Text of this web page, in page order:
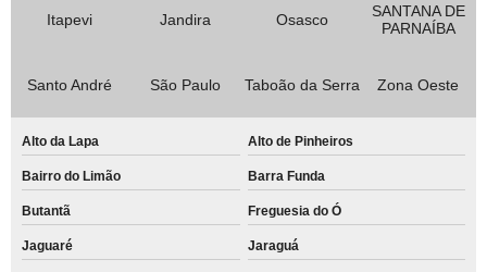
Itapevi Jandira Osasco
SANTANA DE
PARNAÍBA
Santo André São Paulo Taboão da Serra Zona Oeste
Alto da Lapa Alto de Pinheiros
Bairro do Limão Barra Funda
Butantã Freguesia do Ó
Jaguaré Jaraguá